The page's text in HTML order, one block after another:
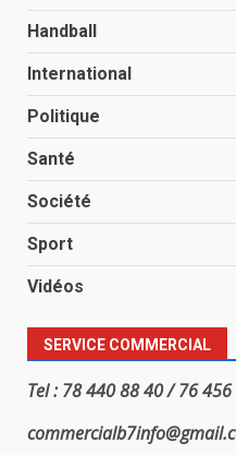
Handball
International
Politique
Santé
Société
Sport
Vidéos
SERVICE COMMERCIAL
Tel : 78 440 88 40 / 76